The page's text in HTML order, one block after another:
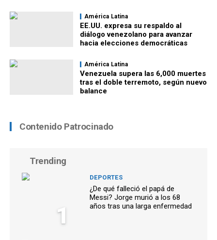
América Latina
EE.UU. expresa su respaldo al
diálogo venezolano para avanzar
hacia elecciones democráticas
América Latina
Venezuela supera las 6,000 muertes
tras el doble terremoto, según nuevo
balance
Contenido Patrocinado
Trending
1
DEPORTES
¿De qué falleció el papá de
Messi? Jorge murió a los 68
años tras una larga enfermedad